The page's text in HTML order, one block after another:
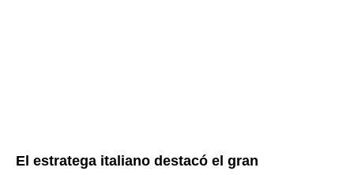
El estratega italiano destacó el gran